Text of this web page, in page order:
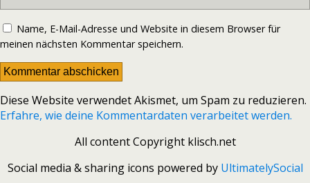
Name, E-Mail-Adresse und Website in diesem Browser für
meinen nächsten Kommentar speichern.
Diese Website verwendet Akismet, um Spam zu reduzieren.
Erfahre, wie deine Kommentardaten verarbeitet werden.
All content Copyright klisch.net
Social media & sharing icons powered by UltimatelySocial